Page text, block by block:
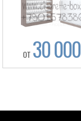
ОТ 30 000